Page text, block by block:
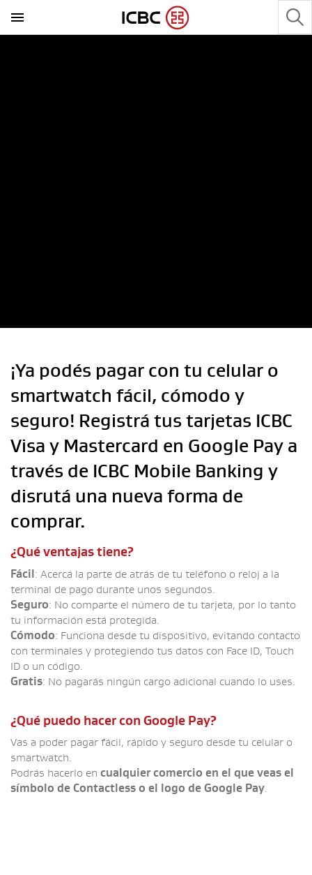
¡Ya podés pagar con tu celular o
smartwatch fácil, cómodo y
seguro! Registrá tus tarjetas ICBC
Visa y Mastercard en Google Pay a
través de ICBC Mobile Banking y
disrutá una nueva forma de
comprar.
¿Qué ventajas tiene?
Fácil : Acercá la parte de atrás de tu teléfono o reloj a la
terminal de pago durante unos segundos.
Seguro: No comparte el número de tu tarjeta, por lo tanto
tu información está protegida.
Cómodo: Funciona desde tu dispositivo, evitando contacto
con terminales y protegiendo tus datos con Face ID, Touch
ID o un código.
Gratis: No pagarás ningún cargo adicional cuando lo uses.
¿Qué puedo hacer con Google Pay?
Vas a poder pagar fácil, rápido y seguro desde tu celular o
smartwatch.
Podrás hacerlo en cualquier comercio en el que veas el
símbolo de Contactless o el logo de Google Pay